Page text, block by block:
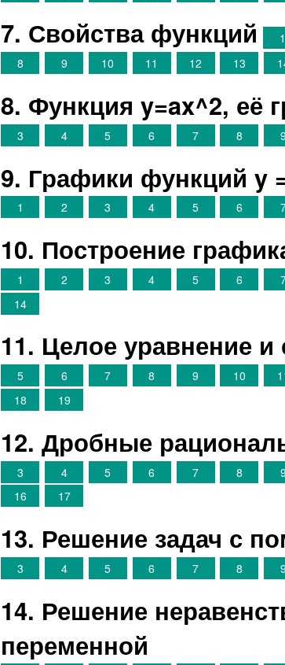
7. Свойства функций 1
8
9 10 11 12 13
8. Функция y=ax^2, её
3
4 5 6 7 8 9
9. Графики функций y
1 2 3 4 5 6
10. Построение
1 2 3 4 5 6
14
11. Целое уравнение и
5
6 7 8 9 10
18
19
12. Дробные
3
4 5 6 7 8 9
16
17
13. Решение задач с
3
4 5 6 7 8 9
14. Решение
переменной